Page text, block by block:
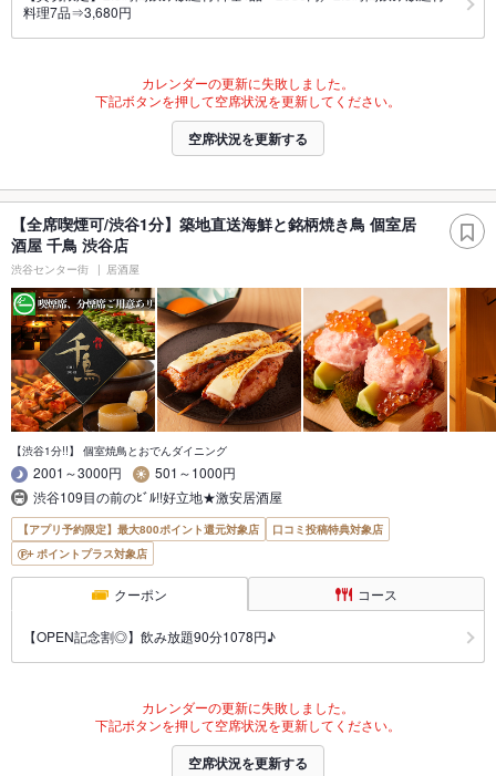
料理7品⇒3,680円
カレンダーの更新に失敗しました。
下記ボタンを押して空席状況を更新してください。
空席状況を更新する
【全席喫煙可/渋谷1分】築地直送海鮮と銘柄焼き鳥 個室居
酒屋 千鳥 渋谷店
渋谷センター街 居酒屋
【渋谷1分!!】 個室焼鳥とおでんダイニング
2001～3000円
501～1000円
渋谷109目の前のﾋﾞﾙ!!好立地★激安居酒屋
【アプリ予約限定】最大800ポイント還元対象店
口コミ投稿特典対象店
ポイントプラス対象店
クーポン コース
【OPEN記念割◎】飲み放題90分1078円♪
カレンダーの更新に失敗しました。
下記ボタンを押して空席状況を更新してください。
空席状況を更新する